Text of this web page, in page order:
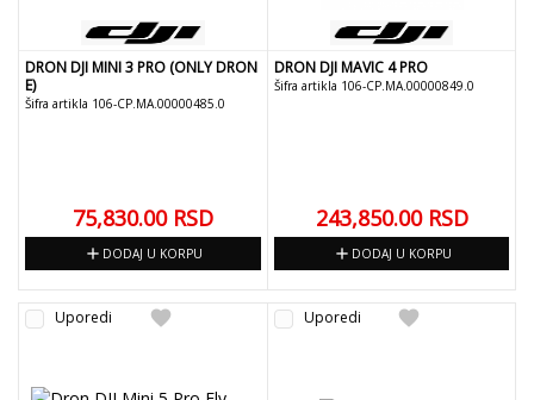
DRON DJI MINI 3 PRO (ONLY DRON
E)
Šifra artikla 106-CP.MA.00000485.0
75,830.00 RSD
add DODAJ U KORPU
DRON DJI MAVIC 4 PRO
Šifra artikla 106-CP.MA.00000849.0
243,850.00 RSD
add DODAJ U KORPU
favorite
Uporedi favorite
Uporedi